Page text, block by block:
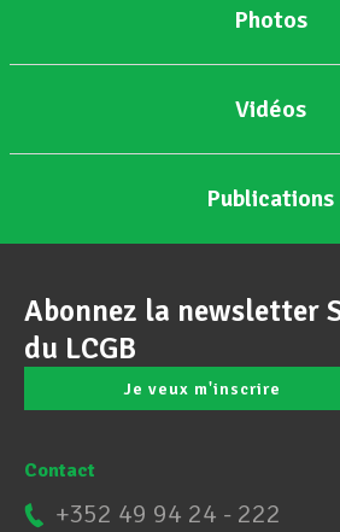
Photos
Vidéos
Publications
Abonnez la newsletter
du LCGB
Je veux m'inscrire
Contact
+352 49 94 24 - 222